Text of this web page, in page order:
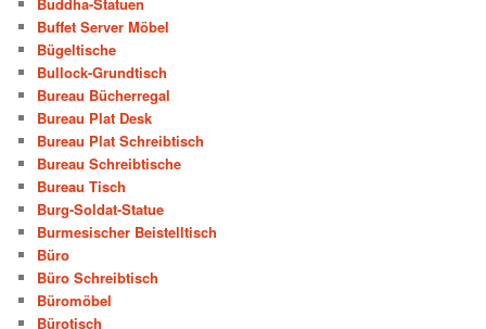
Buffet Server Möbel
Bügeltische
Bullock-Grundtisch
Bureau Bücherregal
Bureau Plat Desk
Bureau Plat Schreibtisch
Bureau Schreibtische
Bureau Tisch
Burg-Soldat-Statue
Burmesischer Beistelltisch
Büro
Büro Schreibtisch
Büromöbel
Bürotisch